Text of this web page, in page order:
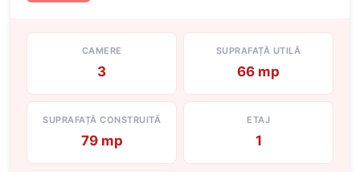
CAMERE
3
SUPRAFAȚĂ UTILĂ
66 mp
SUPRAFAȚĂ CONSTRUITĂ
79 mp
ETAJ
1